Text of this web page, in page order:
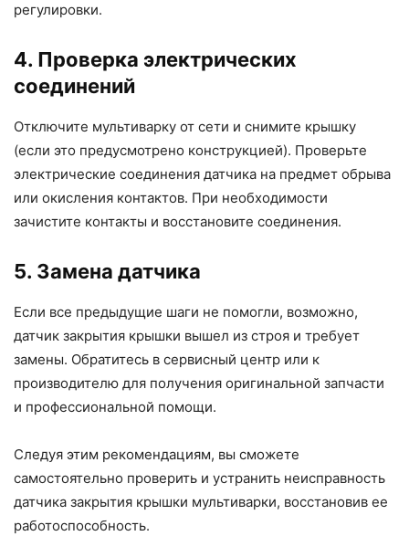
регулировки.
4. Проверка электрических
соединений
Отключите мультиварку от сети и снимите крышку
(если это предусмотрено конструкцией). Проверьте
электрические соединения датчика на предмет обрыва
или окисления контактов. При необходимости
зачистите контакты и восстановите соединения.
5. Замена датчика
Если все предыдущие шаги не помогли, возможно,
датчик закрытия крышки вышел из строя и требует
замены. Обратитесь в сервисный центр или к
производителю для получения оригинальной запчасти
и профессиональной помощи.
Следуя этим рекомендациям, вы сможете
самостоятельно проверить и устранить неисправность
датчика закрытия крышки мультиварки, восстановив ее
работоспособность.